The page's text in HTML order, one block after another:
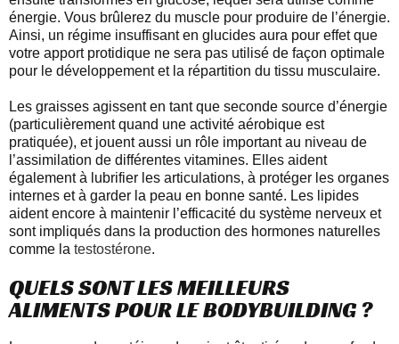
énergie. Vous brûlerez du muscle pour produire de l’énergie.
Ainsi, un régime insuffisant en glucides aura pour effet que
votre apport protidique ne sera pas utilisé de façon optimale
pour le développement et la répartition du tissu musculaire.
Les graisses agissent en tant que seconde source d’énergie
(particulièrement quand une activité aérobique est
pratiquée), et jouent aussi un rôle important au niveau de
l’assimilation de différentes vitamines. Elles aident
également à lubrifier les articulations, à protéger les organes
internes et à garder la peau en bonne santé. Les lipides
aident encore à maintenir l’efficacité du système nerveux et
sont impliqués dans la production des hormones naturelles
comme la testostérone.
QUELS SONT LES MEILLEURS
ALIMENTS POUR LE BODYBUILDING ?